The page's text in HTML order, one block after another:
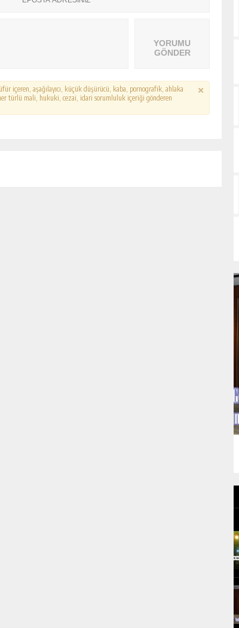
YORUMU
GÖNDER
içeren, aşağılayıcı, küçük düşürücü, kaba, pornografik, ahlaka
türlü mali, hukuki, cezai, idari sorumluluk içeriği gönderen